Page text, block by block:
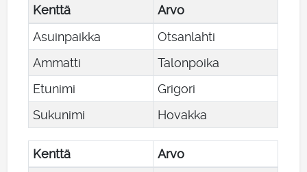
Kenttä
Arvo
Asuinpaikka
Otsanlahti
Ammatti
Talonpoika
Etunimi
Grigori
Sukunimi
Hovakka
Kenttä
Arvo